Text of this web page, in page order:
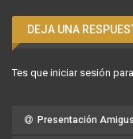
DEJA UNA
Tes que iniciar sesión
Presentación Amigus